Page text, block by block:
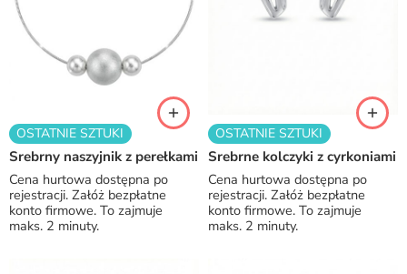
OSTATNIE SZTUKI
Srebrny naszyjnik z perełkami
Cena hurtowa dostępna po
rejestracji. Załóż bezpłatne
konto firmowe. To zajmuje
maks. 2 minuty.
OSTATNIE SZTUKI
Srebrne kolczyki z cyrkoniami
Cena hurtowa dostępna po
rejestracji. Załóż bezpłatne
konto firmowe. To zajmuje
maks. 2 minuty.